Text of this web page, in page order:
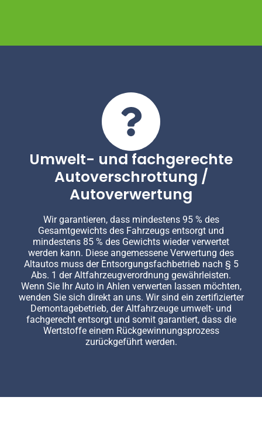
Umwelt- und fachgerechte
Autoverschrottung /
Autoverwertung
Wir garantieren, dass mindestens 95 % des
Gesamtgewichts des Fahrzeugs entsorgt und
mindestens 85 % des Gewichts wieder verwertet
werden kann. Diese angemessene Verwertung des
Altautos muss der Entsorgungsfachbetrieb nach § 5
Abs. 1 der Altfahrzeugverordnung gewährleisten.
Wenn Sie Ihr Auto in Ahlen verwerten lassen möchten,
wenden Sie sich direkt an uns. Wir sind ein zertifizierter
Demontagebetrieb, der Altfahrzeuge umwelt- und
fachgerecht entsorgt und somit garantiert, dass die
Wertstoffe einem Rückgewinnungsprozess
zurückgeführt werden.